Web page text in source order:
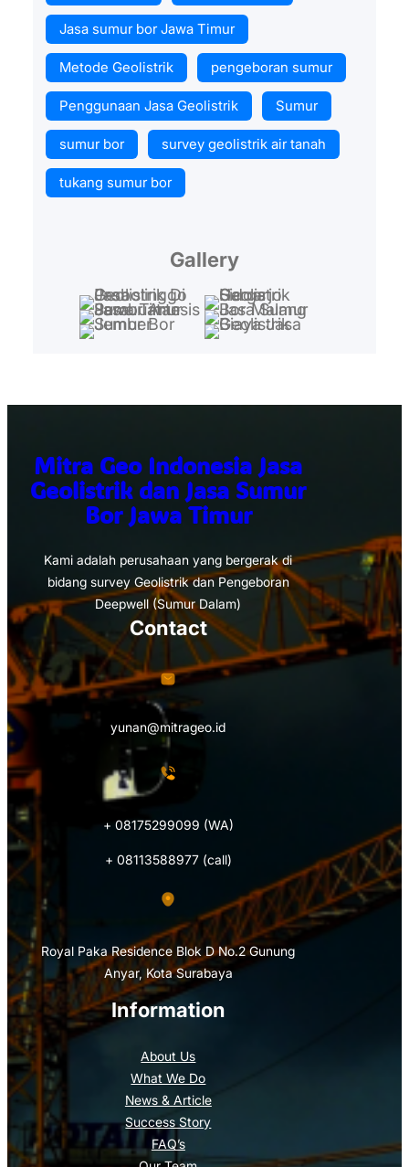
Jasa sumur bor Jawa Timur
Metode Geolistrik pengeboran sumur
Penggunaan Jasa Geolistrik Sumur
sumur bor survey geolistrik air tanah
tukang sumur bor
Gallery
Mitra Geo Indonesia Jasa
Geolistrik dan Jasa Sumur
Bor Jawa Timur
Kami adalah perusahaan yang bergerak di
bidang survey Geolistrik dan Pengeboran
Deepwell (Sumur Dalam)
Information
About Us
What We Do
News & Article
Success Story
FAQ’s
Contact
yunan@mitrageo.id
+ 08175299099 (WA)
+ 08113588977 (call)
Royal Paka Residence Blok D No.2 Gunung
Anyar, Kota Surabaya